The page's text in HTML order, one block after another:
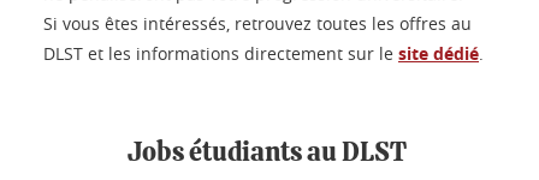
Si vous êtes intéressés, retrouvez toutes les offres au
DLST et les informations directement sur le site dédié.
Jobs étudiants au DLST